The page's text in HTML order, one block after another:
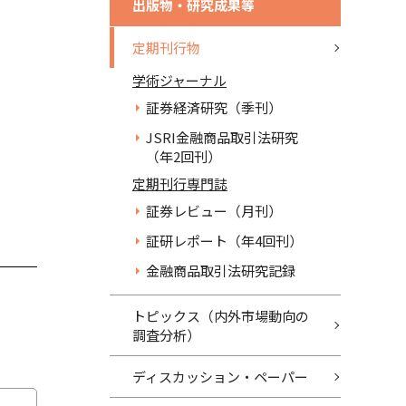
出版物・研究成果等
定期刊行物
学術ジャーナル
証券経済研究（季刊）
JSRI金融商品取引法研究
（年2回刊）
定期刊行専門誌
証券レビュー（月刊）
証研レポート（年4回刊）
金融商品取引法研究記録
トピックス（内外市場動向の
調査分析）
ディスカッション・ペーパー